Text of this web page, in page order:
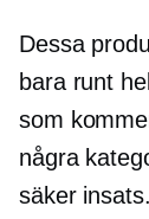
Dessa
bara runt
som
några
säker